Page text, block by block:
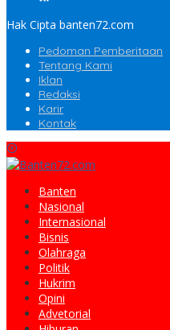
Hak Cipta banten72.com
Pedoman Pemberitaan
Tentang Kami
Iklan
Redaksi
Karir
Kontak
Banten
Nasional
Internasional
Bisnis
Olahraga
Politik
Hukrim
Opini
Advetorial